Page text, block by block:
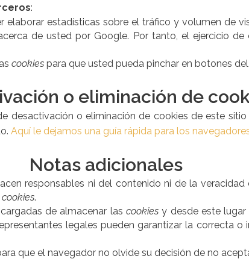
:
elaborar estadísticas sobre el tráfico y volumen de
de usted por Google. Por tanto, el ejercicio
cookies para que usted pueda pinchar en botones
o eliminación de
desactivación o eliminación de cookies de este
Aquí le dejamos una guía rápida para los
Notas adicionales
responsables ni del contenido ni de la
cookies.
de almacenar lascookies y desde este
legales pueden garantizar la correcta o
que el navegador no olvide su decisión de no